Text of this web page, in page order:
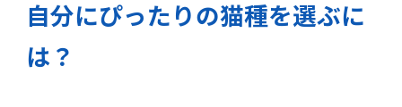
自分にぴったりの猫種を選ぶに
は？